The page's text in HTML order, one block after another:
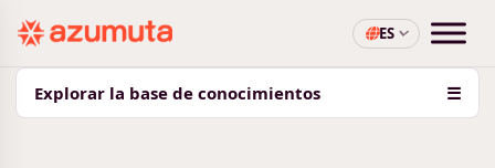
ES
Explorar la base de conocimientos ☰